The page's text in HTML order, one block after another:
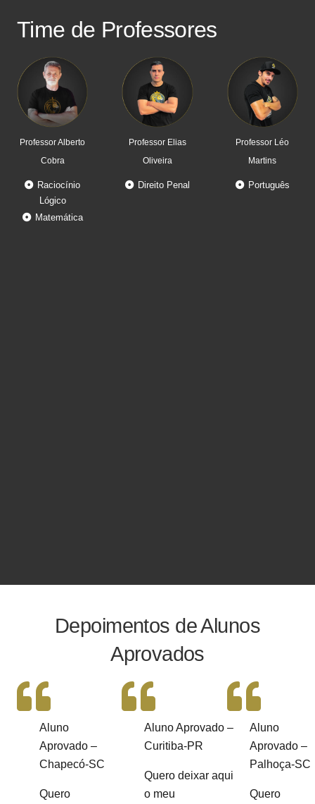
Time de Professores
Professor Alberto
Cobra
Raciocínio
Lógico
Matemática
Professor Elias
Oliveira
Direito Penal
Professor Léo
Martins
Português
Depoimentos de Alunos
Aprovados
Aluno
Aprovado –
Chapecó-SC
Quero
Aluno Aprovado –
Curitiba-PR
Quero deixar aqui
o meu
Aluno
Aprovado –
Palhoça-SC
Quero